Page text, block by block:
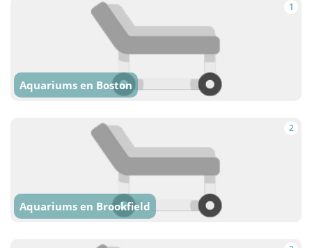
1
Aquariums en Boston
2
Aquariums en Brookfield